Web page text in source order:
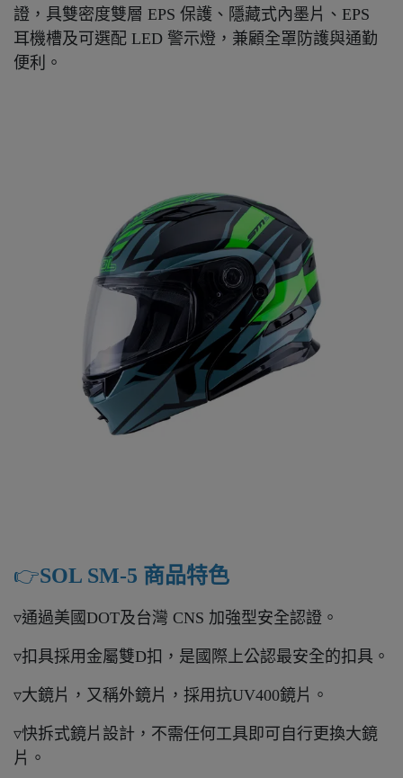
證，具雙密度雙層 EPS 保護、隱藏式內墨片、EPS
耳機槽及可選配 LED 警示燈，兼顧全罩防護與通勤
便利。
👉️SOL SM-5 商品特色
▿通過美國DOT及台灣 CNS 加強型安全認證。
▿扣具採用金屬雙D扣，是國際上公認最安全的扣具。
▿大鏡片，又稱外鏡片，採用抗UV400鏡片。
▿快拆式鏡片設計，不需任何工具即可自行更換大鏡
片。